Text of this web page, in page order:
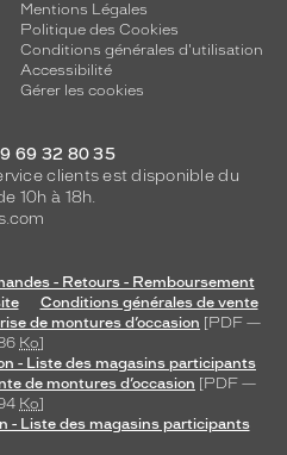
Mentions Légales
Politique des Cookies
Conditions générales d'utilisation
Accessibilité
Gérer les cookies
69 32 80 35
clients est disponible du
10h à 18h.
- Retours - Remboursement
Conditions générales de vente
de montures d’occasion [PDF —
Ko]
- Liste des magasins participants
de montures d’occasion [PDF —
Ko]
- Liste des magasins participants